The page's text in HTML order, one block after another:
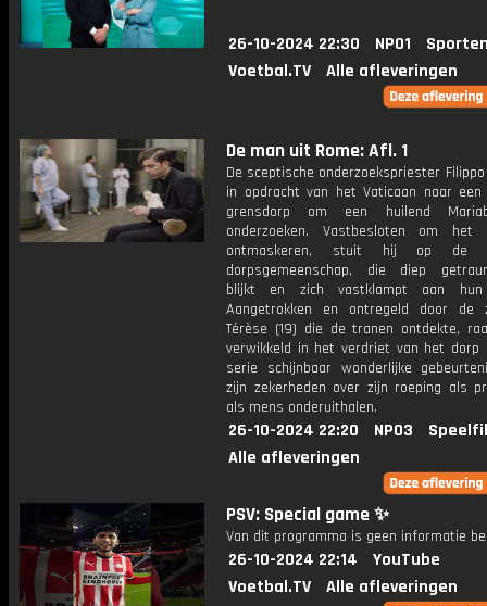
26-10-2024 22:30 NPO1
Voetbal.TV
Alle afleveringen
De man uit Rome: Afl. 1
De sceptische onderzoekspriester
in opdracht van het Vaticaan naar een
grensdorp om een huilend
onderzoeken. Vastbesloten om
ontmaskeren, stuit hij op de
dorpsgemeenschap, die diep
blijkt en zich vastklampt aan hun
Aangetrokken en ontregeld door de
Térèse (19) die de tranen ontdekte,
verwikkeld in het verdriet van het dorp
serie schijnbaar wonderlijke
zijn zekerheden over zijn roeping als
als mens onderuithalen.
26-10-2024 22:20 NPO3
Alle afleveringen
PSV: Special game ✨
Van dit programma is geen informatie
26-10-2024 22:14
YouTube
Voetbal.TV
Alle afleveringen